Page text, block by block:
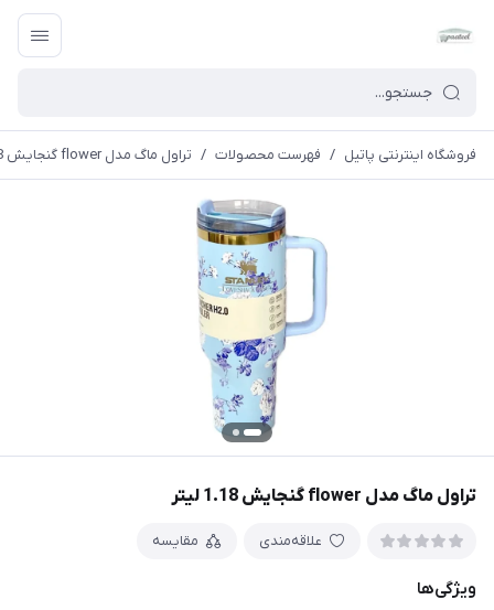
فروشگاه اینترنتی پاتیل / فهرست محصولات / تراول ماگ مدل flower گنجایش 1.18 لیتر
تراول ماگ مدل flower گنجایش 1.18 لیتر
علاقه‌مندی مقایسه
ویژگی‌ها